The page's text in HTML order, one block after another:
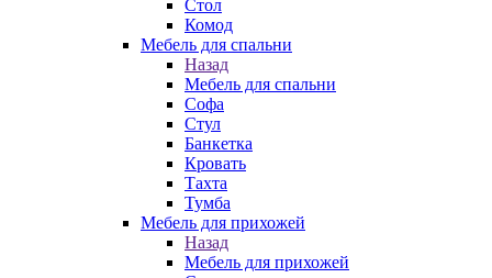
Стол
Комод
Мебель для спальни
Назад
Мебель для спальни
Софа
Стул
Банкетка
Кровать
Тахта
Тумба
Мебель для прихожей
Назад
Мебель для прихожей